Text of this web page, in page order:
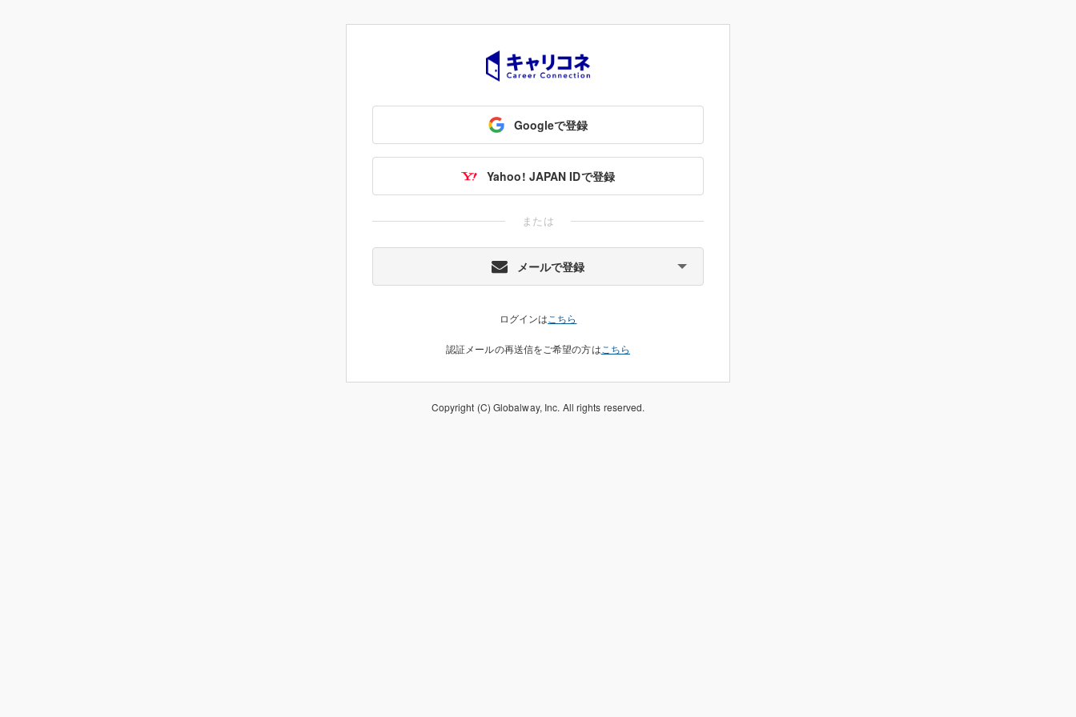
Googleで登録
Yahoo! JAPAN IDで登録
または
メールで登録
ログインは こちら
認証メールの再送信をご希望の方は こちら
Copyright (C) Globalway, Inc. All rights reserved.